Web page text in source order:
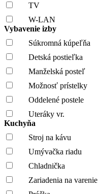
TV
W-LAN
Vybavenie izby
Súkromná kúpeľňa
Detská postieľka
Manželská posteľ
Možnosť prístelky
Oddelené postele
Uteráky vr.
Kuchyňa
Stroj na kávu
Umývačka riadu
Chladnička
Zariadenia na varenie